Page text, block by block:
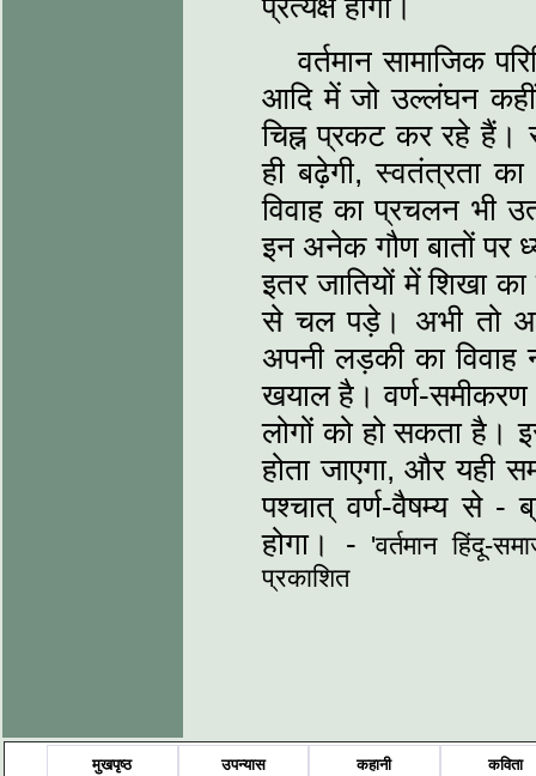
प्रत्यक्ष होगा।
वर्तमान सामाजिक
आदि में जो उल्लंघन
चिह्न प्रकट कर रहे हैं।
ही बढ़ेगी, स्वतंत्रता
विवाह का प्रचलन भी
इन अनेक गौण बातों पर
इतर जातियों में शिखा का
से चल पड़े। अभी तो
अपनी लड़की का
खयाल है। वर्ण-समीकरण
लोगों को हो सकता है।
होता जाएगा, और यही
पश्चात् वर्ण-वैषम्य से -
होगा। - 'वर्तमान हिंदू-
प्रकाशित
मुखपृष्ठ उपन्यास कहानी कविता